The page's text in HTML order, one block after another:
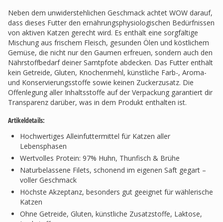
Neben dem unwiderstehlichen Geschmack achtet WOW darauf,
dass dieses Futter den ernährungsphysiologischen Bedürfnissen
von aktiven Katzen gerecht wird. Es enthält eine sorgfältige
Mischung aus frischem Fleisch, gesunden Ölen und köstlichem
Gemüse, die nicht nur den Gaumen erfreuen, sondern auch den
Nährstoffbedarf deiner Samtpfote abdecken. Das Futter enthält
kein Getreide, Gluten, Knochenmehl, künstliche Farb-, Aroma-
und Konservierungsstoffe sowie keinen Zuckerzusatz. Die
Offenlegung aller Inhaltsstoffe auf der Verpackung garantiert dir
Transparenz darüber, was in dem Produkt enthalten ist.
Artikeldetails:
Hochwertiges Alleinfuttermittel für Katzen aller
Lebensphasen
Wertvolles Protein: 97% Huhn, Thunfisch & Brühe
Naturbelassene Filets, schonend im eigenen Saft gegart –
voller Geschmack
Höchste Akzeptanz, besonders gut geeignet für wählerische
Katzen
Ohne Getreide, Gluten, künstliche Zusatzstoffe, Laktose,